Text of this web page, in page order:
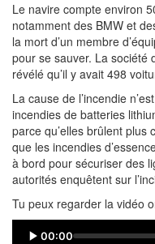
Le navire compte environ
notamment des BMW et
la mort d’un membre
pour se sauver. La société
révélé qu’il y avait 498
La cause de l’incendie
incendies de batteries
parce qu’elles brûlent
que les incendies
à bord pour sécuriser des
autorités enquêtent sur
Tu peux regarder la vidéo
00:00